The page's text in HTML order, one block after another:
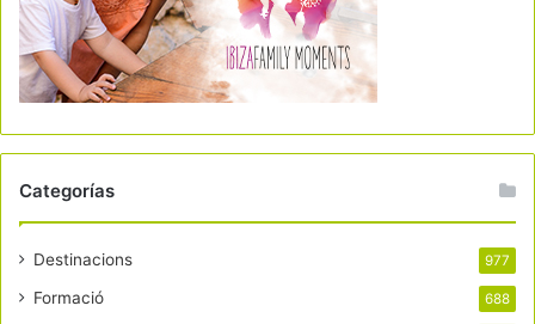
Categorías
Destinacions 977
Formació 688